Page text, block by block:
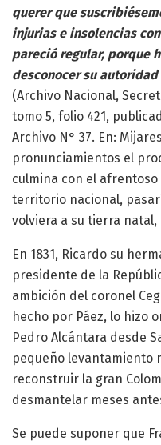
querer que
injurias e insolencias
pareció regular, porque
desconocer su
(Archivo Nacional,
tomo 5, folio 421,
Archivo N° 37. En:
pronunciamientos el
culmina con el
territorio nacional,
volviera a su tierra natal,
En 1831, Ricardo su
presidente de la
ambición del coronel
hecho por Páez, lo hizo
Pedro Alcántara desde
pequeño levantamiento
reconstruir la gran
desmantelar meses
Se puede suponer que